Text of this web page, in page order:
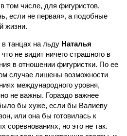
том числе, для фигуристов,
если не первая», а подобные
жизни.
танцах на льду Наталья
не видит ничего страшного в
в отношении фигуристки. По ее
случае лишены возможности
международного уровня,
не важны. Гораздо важнее
бы хуже, если бы Валиеву
или она бы готовилась к
соревнованиях, но это не так.